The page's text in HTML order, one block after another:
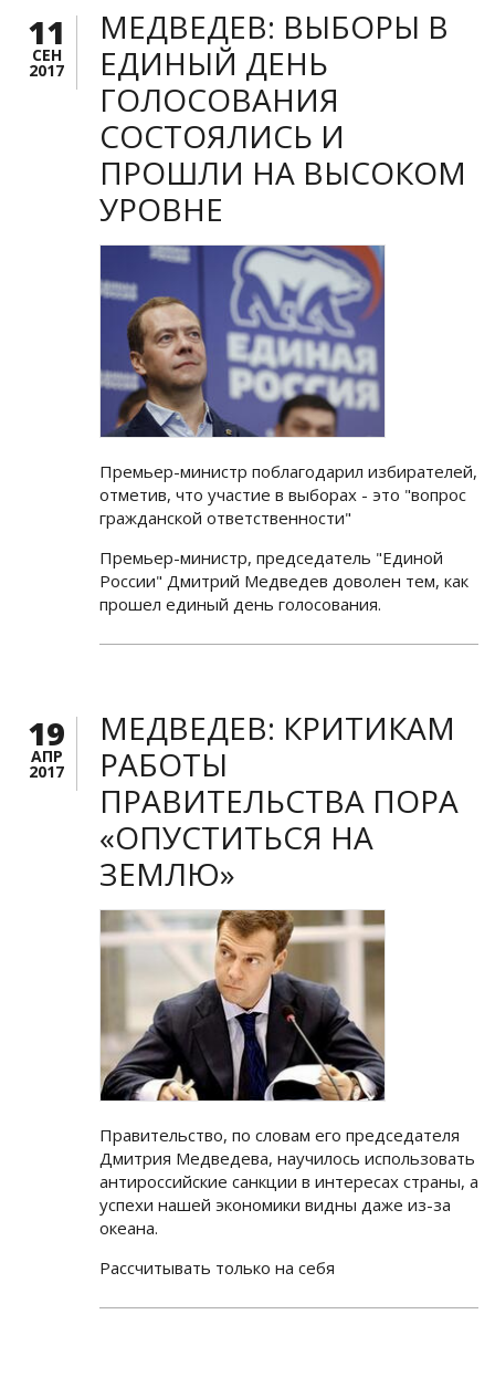
11
СЕН
2017
МЕДВЕДЕВ: ВЫБОРЫ В
ЕДИНЫЙ ДЕНЬ
ГОЛОСОВАНИЯ
СОСТОЯЛИСЬ И
ПРОШЛИ НА ВЫСОКОМ
УРОВНЕ
Премьер-министр поблагодарил избирателей,
отметив, что участие в выборах - это "вопрос
гражданской ответственности"
Премьер-министр, председатель "Единой
России" Дмитрий Медведев доволен тем, как
прошел единый день голосования.
19
АПР
2017
МЕДВЕДЕВ: КРИТИКАМ
РАБОТЫ
ПРАВИТЕЛЬСТВА ПОРА
«ОПУСТИТЬСЯ НА
ЗЕМЛЮ»
Правительство, по словам его председателя
Дмитрия Медведева, научилось использовать
антироссийские санкции в интересах страны, а
успехи нашей экономики видны даже из-за
океана.
Рассчитывать только на себя